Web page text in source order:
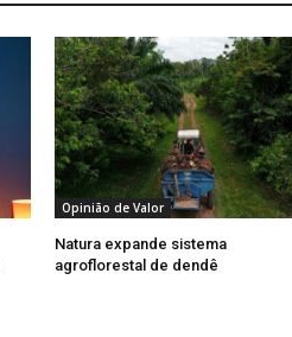
Opinião de Valor
Natura expande sistema
agroflorestal de dendê